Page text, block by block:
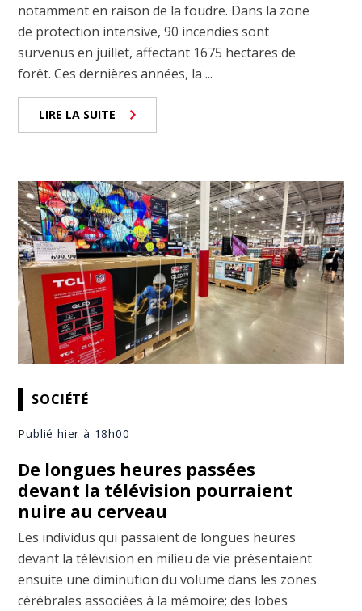
notamment en raison de la foudre. Dans la zone
de protection intensive, 90 incendies sont
survenus en juillet, affectant 1675 hectares de
forêt. Ces dernières années, la ...
LIRE LA SUITE
SOCIÉTÉ
Publié hier à 18h00
De longues heures passées
devant la télévision pourraient
nuire au cerveau
Les individus qui passaient de longues heures
devant la télévision en milieu de vie présentaient
ensuite une diminution du volume dans les zones
cérébrales associées à la mémoire; des lobes